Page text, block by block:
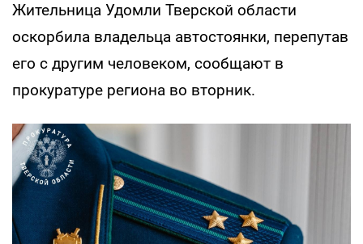
Жительница Удомли Тверской области
оскорбила владельца автостоянки, перепутав
его с другим человеком, сообщают в
прокуратуре региона во вторник.